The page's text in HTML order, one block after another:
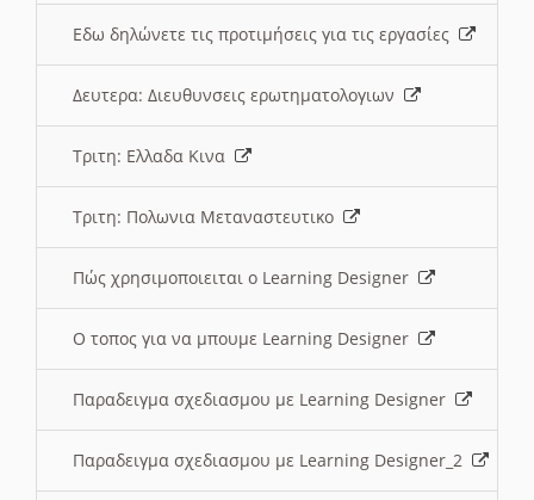
Εδω δηλώνετε τις προτιμήσεις για τις εργασίες
Δευτερα: Διευθυνσεις ερωτηματολογιων
Τριτη: Ελλαδα Κινα
Τριτη: Πολωνια Μεταναστευτικο
Πώς χρησιμοποιειται ο Learning Designer
O τοπος για να μπουμε Learning Designer
Παραδειγμα σχεδιασμου με Learning Designer
Παραδειγμα σχεδιασμου με Learning Designer_2